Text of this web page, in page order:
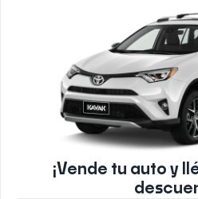
¡Vende tu auto y